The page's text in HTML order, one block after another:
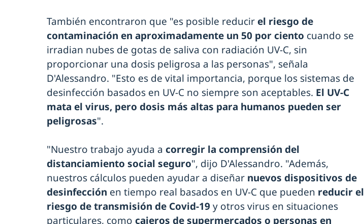
También encontraron que "es posible reducir el riesgo de
contaminación en aproximadamente un 50 por ciento cuando se
irradian nubes de gotas de saliva con radiación UV-C, sin
proporcionar una dosis peligrosa a las personas", señala
D'Alessandro. "Esto es de vital importancia, porque los sistemas de
desinfección basados en UV-C no siempre son aceptables. El UV-C
mata el virus, pero dosis más altas para humanos pueden ser
peligrosas".
"Nuestro trabajo ayuda a corregir la comprensión del
distanciamiento social seguro", dijo D'Alessandro. "Además,
nuestros cálculos pueden ayudar a diseñar nuevos dispositivos de
desinfección en tiempo real basados en UV-C que pueden reducir el
riesgo de transmisión de Covid-19y otros virus en situaciones
particulares, como cajeros de supermercados o personas en